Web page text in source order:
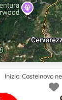
Inizio: Castelnovo